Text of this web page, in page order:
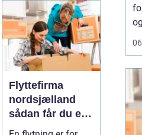
Flyttefirma
nordsjælland
sådan får du en
tryg og effektiv